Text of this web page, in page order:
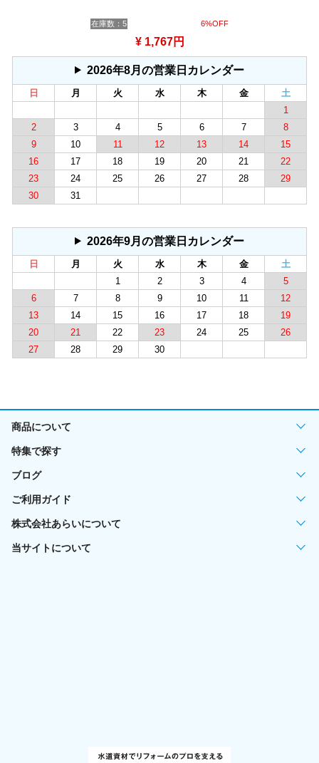
在庫数：5 6%OFF
¥ 1,767円
2026年8月の営業日カレンダー
日 月 火 水 木 金
土
1
2
3 4 5 6 7
8
9
10 11 12 13 14
15
16
17 18 19 20 21
22
23
24 25 26 27 28
29
30
31
2026年9月の営業日カレンダー
日 月 火 水 木 金
土
1
2 3 4
5
6
7 8 9 10 11
12
13
14 15 16 17 18
19
20
21 22 23 24 25
26
27
28 29 30
商品について
特集で探す
ブログ
ご利用ガイド
株式会社あらいについて
当サイトについて